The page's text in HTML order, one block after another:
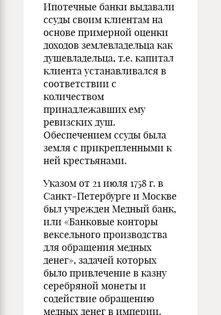
Ипотечные банки выдавали
ссуды своим клиентам на
основе примерной оценки
доходов землевладельца как
душевладельца, т.е. капитал
клиента устанавливался в
соответствии с
количеством
принадлежавших ему
ревизских душ.
Обеспечением ссуды была
земля с прикрепленными к
ней крестьянами.
Указом от 21 июля 1758 г. в
Санкт-Петербурге и Москве
был учрежден Медный банк,
или «Банковые конторы
вексельного производства
для обращения медных
денег», задачей которых
было привлечение в казну
серебряной монеты и
содействие обращению
медных денег в империи.